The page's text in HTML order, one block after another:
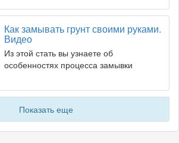
Как замывать грунт своими руками.
Видео
Из этой стать вы узнаете об
особенностях процесса замывки
Показать еще